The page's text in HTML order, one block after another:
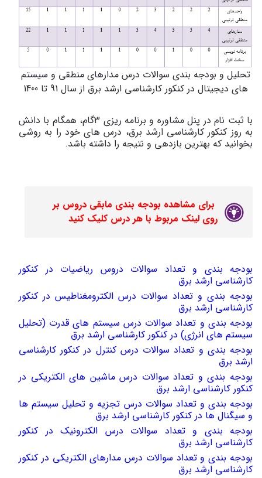
تحلیل و بودجه بندی سوالات درس مدارهای منطقی و سیستم
های دیجیتال در کنکور کارشناسی ارشد برق از سال 91 تا 1400
با ثبت نام در پنل مشاوره و برنامه ریزی 3گام، همگام با دانش
به روز کنکور کارشناسی ارشد برق، درس های خود را به روشی
بخوانید که بهترین بازدهی و نتیجه را داشته باشد.
برای مشاهده بودجه بندی مابقی دروس بر
روی لینک مربوط با هر درس کلیک کنید
بودجه بندی و تعداد سوالات دروس ریاضیات در کنکور
کارشناسی ارشد برق
بودجه بندی و تعداد سوالات درس الکترومغناطیس در کنکور
کارشناسی ارشد برق
بودجه بندی و تعداد سوالات درس سیستم های قدرت (تحلیل
سیستم های انرژی) در کنکور کارشناسی ارشد برق
بودجه بندی و تعداد سوالات درس کنترل در کنکور کارشناسی
ارشد برق
بودجه بندی و تعداد سوالات درس ماشین های الکتریکی در
کنکور کارشناسی ارشد برق
بودجه بندی و تعداد سوالات درس تجزیه و تحلیل سیستم ها
و سیگنال ها در کنکور کارشناسی ارشد برق
بودجه بندی و تعداد سوالات درس الکترونیک در کنکور
کارشناسی ارشد برق
بودجه بندی و تعداد سوالات درس مدارهای الکتریکی در کنکور
کارشناسی ارشد برق